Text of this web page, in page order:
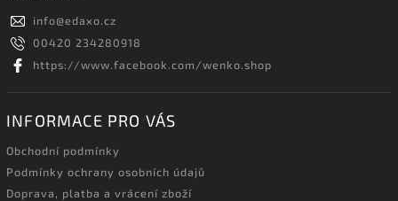
info@edaxo.cz
00420 234280918
https://www.facebook.com/wenko.shop
INFORMACE PRO VÁS
Obchodní podmínky
Podmínky ochrany osobních údajů
Doprava, platba a vrácení zboží